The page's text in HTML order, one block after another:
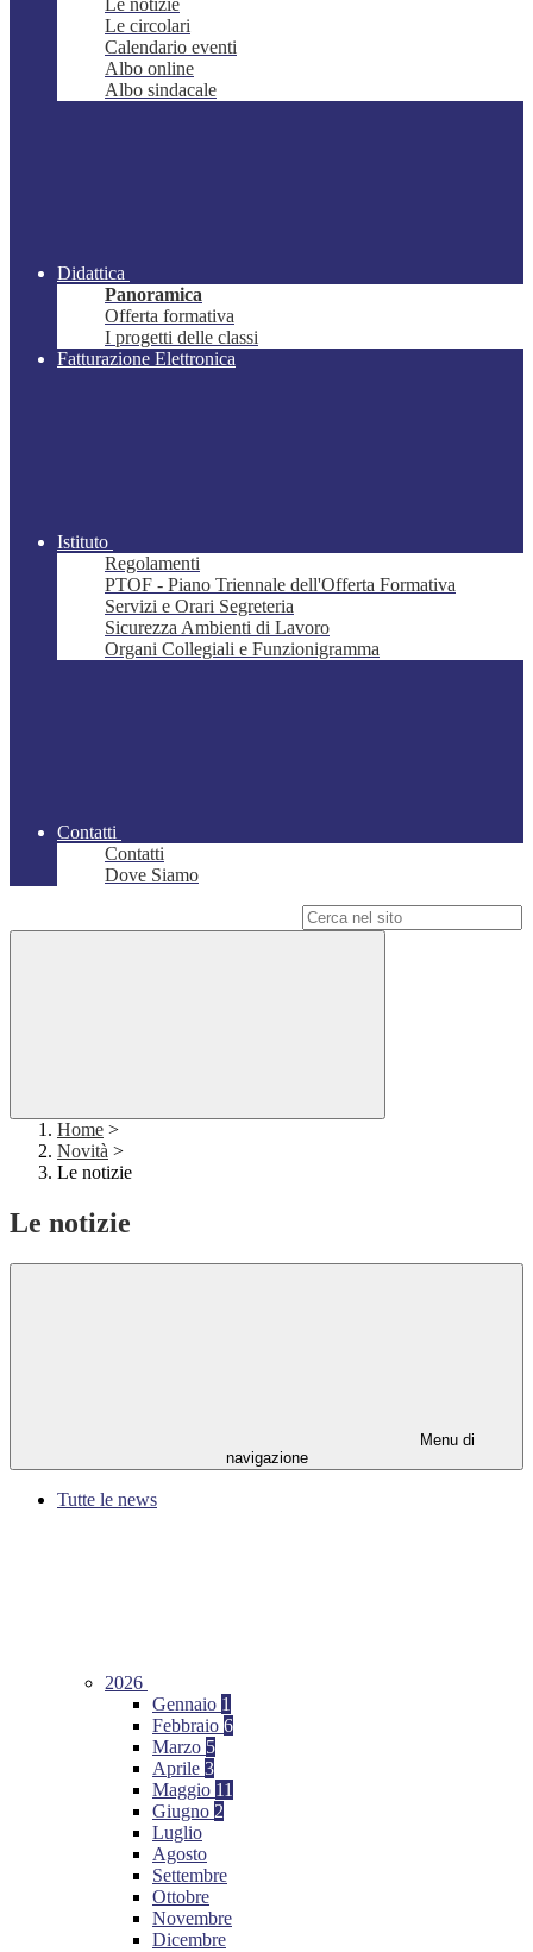
Le notizie
Le circolari
Calendario eventi
Albo online
Albo sindacale
Didattica
Panoramica
Offerta formativa
I progetti delle classi
Fatturazione Elettronica
Istituto
Regolamenti
PTOF - Piano Triennale dell'Offerta Formativa
Servizi e Orari Segreteria
Sicurezza Ambienti di Lavoro
Organi Collegiali e Funzionigramma
Contatti
Contatti
Dove Siamo
Home >
Novità >
Le notizie
Le notizie
Menu di
navigazione
Tutte le news
2026
Gennaio 1
Febbraio 6
Marzo 5
Aprile 3
Maggio 11
Giugno 2
Luglio
Agosto
Settembre
Ottobre
Novembre
Dicembre